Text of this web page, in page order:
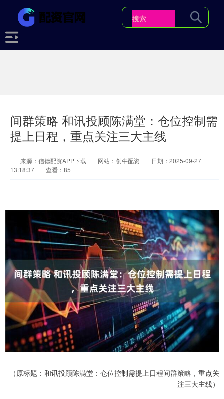
间群策略 和讯投顾陈满堂：仓位控制需
提上日程，重点关注三大主线
来源：信德配资APP下载 网站：创牛配资
日期：2025-09-27
13:18:37
查看：85
（原标题：和讯投顾陈满堂：仓位控制需提上日程间群策略，重点关
注三大主线）